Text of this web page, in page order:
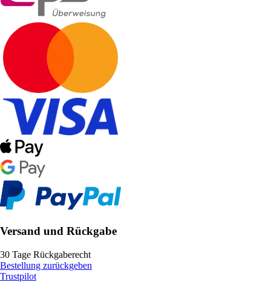
Versand und Rückgabe
30 Tage Rückgaberecht
Bestellung zurückgeben
Trustpilot